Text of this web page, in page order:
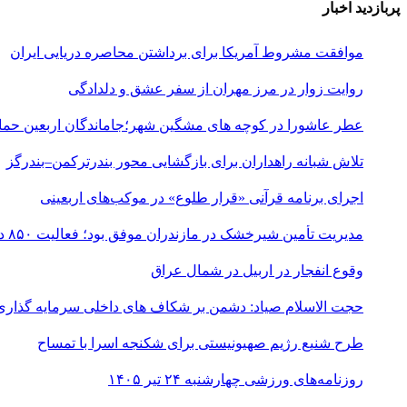
پربازدید اخبار
موافقت مشروط آمریکا برای برداشتن محاصره دریایی ایران
روایت زوار در مرز مهران از سفر عشق و دلدادگی
عطر عاشورا در کوچه های مشگین شهر؛جاماندگان اربعین
تلاش شبانه راهداران برای بازگشایی محور بندرترکمن–بندرگز
اجرای برنامه قرآنی «قرار طلوع» در موکب‌های اربعینی
مدیریت تأمین شیرخشک در مازندران موفق بود؛ فعالیت ۸۵۰ داروخانه
وقوع انفجار در اربیل در شمال عراق
حجت الاسلام صیاد: دشمن بر شکاف‌ های داخلی سرمایه‌
طرح شنیع رژیم صهیونیستی برای شکنجه اسرا با تمساح
روزنامه‌های ورزشی چهارشنبه ۲۴ تیر ۱۴۰۵